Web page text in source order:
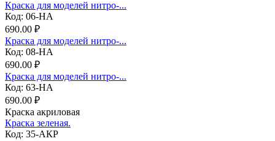
Краска для моделей нитро-...
Код: 06-НА
690.00 ₽
Краска для моделей нитро-...
Код: 08-НА
690.00 ₽
Краска для моделей нитро-...
Код: 63-НА
690.00 ₽
Краска акриловая
Краска зеленая.
Код: 35-АКР